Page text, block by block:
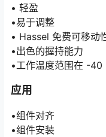
• 轻盈
•易于调整
• Hassel 免费可移动
•出色的握持能力
•工作温度范围在 -40
应用
•组件对齐
•组件安装